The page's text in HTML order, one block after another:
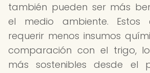
también pueden ser más
el medio ambiente. Estos
requerir menos insumos
comparación con el trigo,
más sostenibles desde el